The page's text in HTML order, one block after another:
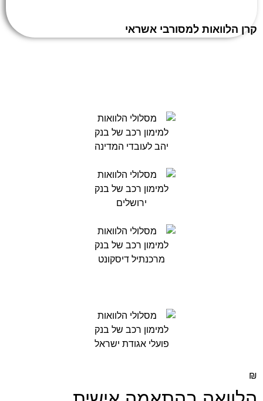
קרן הלוואות למסורבי אשראי
₪